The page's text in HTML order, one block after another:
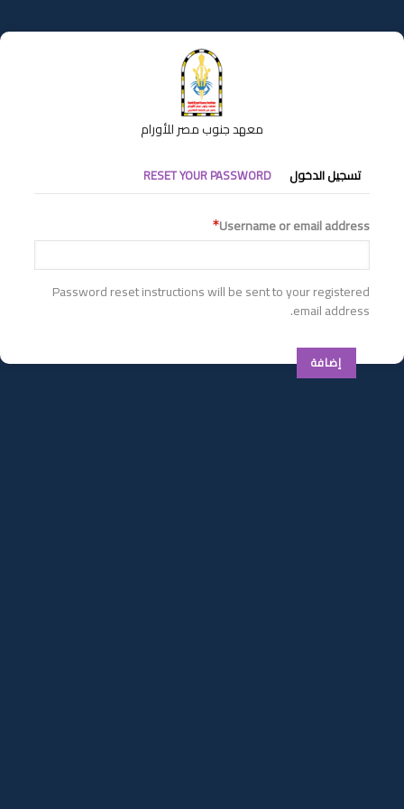
إلى
المحتوى
معهد جنوب مصر للأورام
التبويبات
الأساسية
تسجيل الدخول RESET YOUR PASSWORD
Username or email address
Password reset instructions will be sent to your registered
email address.